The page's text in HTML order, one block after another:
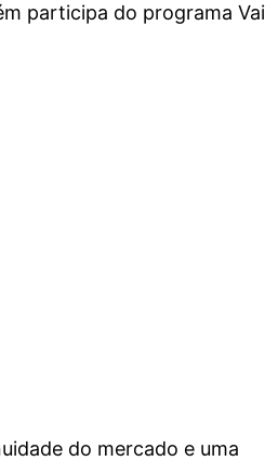
participa do programa Vai
do mercado e uma